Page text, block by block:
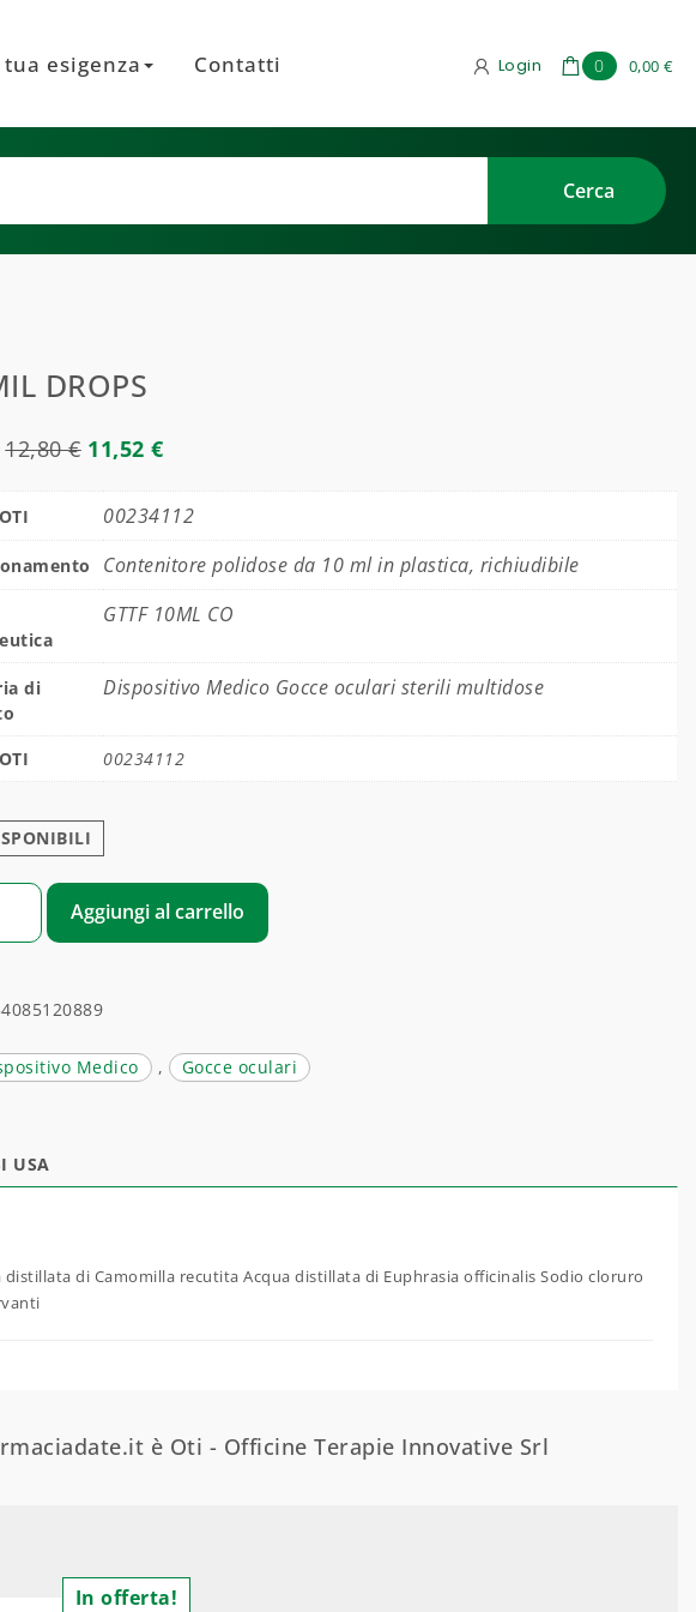
tua esigenza Contatti Login 0 0,00 €
DROPS
12,80€ 11,52€
00234112
Contenitore polidose da 10 ml in plastica, richiudibile
GTTF 10ML CO
di
Dispositivo Medico Gocce oculari sterili multidose
00234112
quantità
Aggiungi al carrello
Medico , Gocce oculari
USA
di Camomilla recutita Acqua distillata di Euphrasia officinalis Sodio cloruro
è Oti - Officine Terapie Innovative Srl
In offerta!